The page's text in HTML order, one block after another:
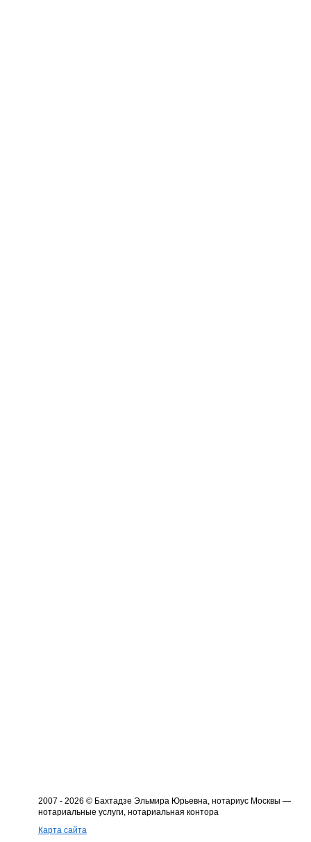
2007 - 2026 © Бахтадзе Эльмира Юрьевна, нотариус Москвы —
нотариальные услуги, нотариальная контора
Карта сайта